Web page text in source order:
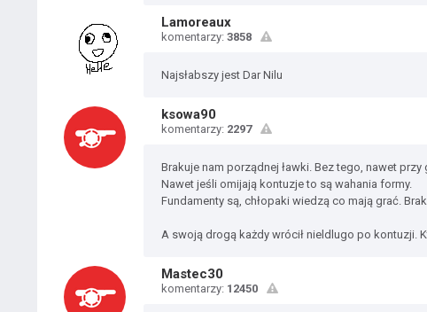
Lamoreaux
komentarzy: 3858
Najsłabszy jest Dar Nilu
ksowa90
komentarzy: 2297
Brakuje nam porządnej ławki. Bez tego, nawet
Nawet jeśli omijają kontuzje to są wahania formy.
Fundamenty są, chłopaki wiedzą co mają grać.
A swoją drogą każdy wrócił nieldlugo po kontuzji.
Mastec30
komentarzy: 12450